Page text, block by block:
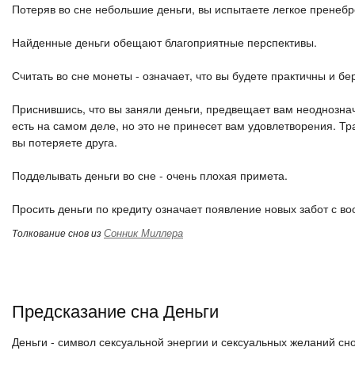
Потеряв во сне небольшие деньги, вы испытаете легкое
Найденные деньги обещают благоприятные перспективы.
Считать во сне монеты - означает, что вы будете практичны и
Приснившись, что вы заняли деньги, предвещает вам
есть на самом деле, но это не принесет вам удовлетворения.
вы потеряете друга.
Подделывать деньги во сне - очень плохая примета.
Просить деньги по кредиту означает появление новых забот с
Толкование снов изСонник Миллера
Предсказание сна Деньги
Деньги - символ сексуальной энергии и сексуальных желаний